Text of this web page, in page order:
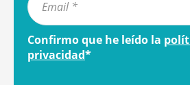
Confirmo que he leído la
privacidad*